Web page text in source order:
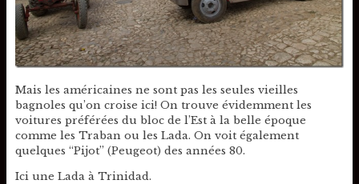
Mais les américaines ne sont pas les seules vieilles
bagnoles qu’on croise ici! On trouve évidemment les
voitures préférées du bloc de l’Est à la belle époque
comme les Traban ou les Lada. On voit également
quelques “Pijot” (Peugeot) des années 80.
Ici une Lada à Trinidad.